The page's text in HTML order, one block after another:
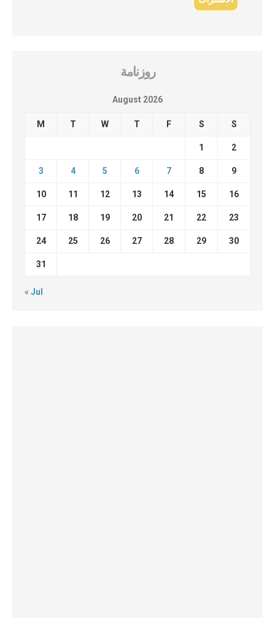
روزنامة
August 2026
M T W T F S S
1 2
3 4 5 6 7 8 9
10 11 12 13 14 15 16
17 18 19 20 21 22 23
24 25 26 27 28 29 30
31
« Jul